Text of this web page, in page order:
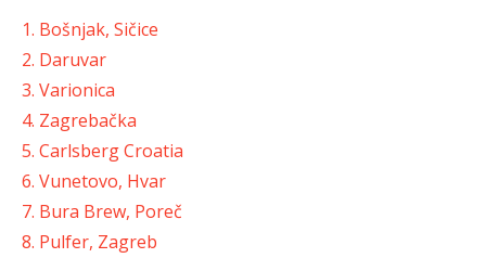
1. Bošnjak, Sičice
2. Daruvar
3. Varionica
4. Zagrebačka
5. Carlsberg Croatia
6. Vunetovo, Hvar
7. Bura Brew, Poreč
8. Pulfer, Zagreb